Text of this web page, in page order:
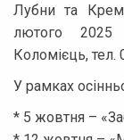
Лубни та
лютого 2025
Коломієць, тел.
У рамках
* 5 жовтня –